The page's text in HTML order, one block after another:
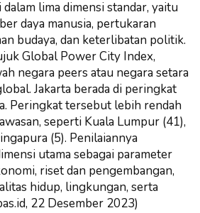
lima dimensi standar, yaitu
daya manusia, pertukaran
budaya, dan keterlibatan politik.
Global Power City Index,
negara peers atau negara setara
Jakarta berada di peringkat
Peringkat tersebut lebih rendah
seperti Kuala Lumpur (41),
(5). Penilaiannya
utama sebagai parameter
riset dan pengembangan,
hidup, lingkungan, serta
22 Desember 2023)